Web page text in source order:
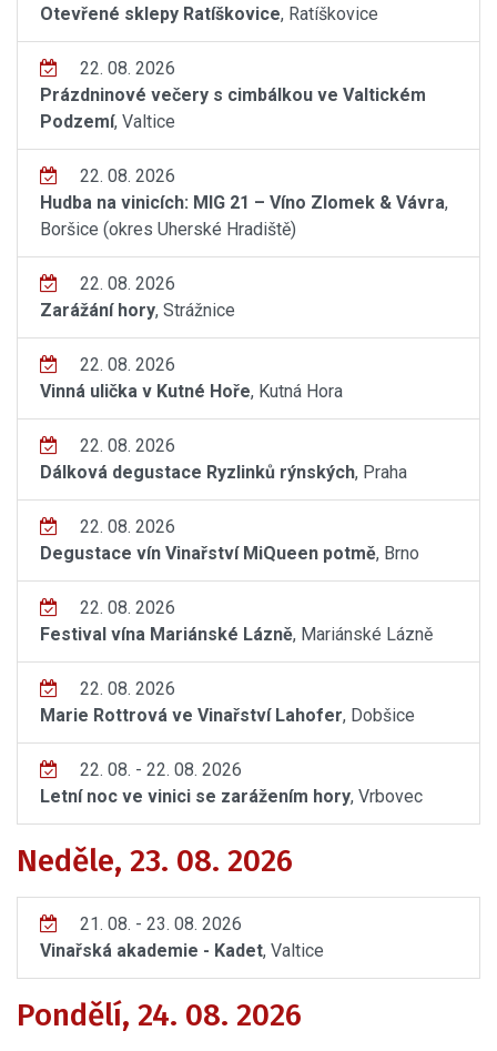
Otevřené sklepy Ratíškovice, Ratíškovice
22. 08. 2026
Prázdninové večery s cimbálkou ve Valtickém
Podzemí, Valtice
22. 08. 2026
Hudba na vinicích: MIG 21 – Víno Zlomek & Vávra,
Boršice (okres Uherské Hradiště)
22. 08. 2026
Zarážání hory, Strážnice
22. 08. 2026
Vinná ulička v Kutné Hoře, Kutná Hora
22. 08. 2026
Dálková degustace Ryzlinků rýnských, Praha
22. 08. 2026
Degustace vín Vinařství MiQueen potmě, Brno
22. 08. 2026
Festival vína Mariánské Lázně, Mariánské Lázně
22. 08. 2026
Marie Rottrová ve Vinařství Lahofer, Dobšice
22. 08. - 22. 08. 2026
Letní noc ve vinici se zarážením hory, Vrbovec
Neděle, 23. 08. 2026
21. 08. - 23. 08. 2026
Vinařská akademie - Kadet, Valtice
Pondělí, 24. 08. 2026